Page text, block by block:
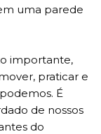
uma parede
importante,
praticar e
É
de nossos
do